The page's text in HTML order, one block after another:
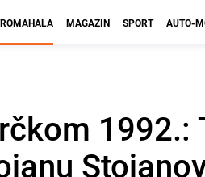
MAGAZIN SPORT AUTO-
1992.: